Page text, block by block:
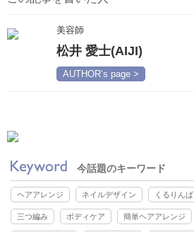
美容師
松井 愛士(AIJI)
AUTHOR’s page >
今話題のキーワード
ヘアアレンジ ネイルデザイン くるりんぱ
三つ編み ボディケア 簡単ヘアアレンジ